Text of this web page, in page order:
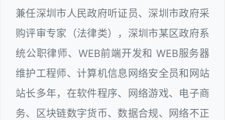
兼任深圳市人民政府听证员、深圳市政府采
购评审专家（法律类），深圳市某区政府系
统公职律师、WEB前端开发和 WEB服务器
维护工程师、计算机信息网络安全员和网站
站长多年，在软件程序、网络游戏、电子商
务、区块链数字货币、数据合规、网络不正